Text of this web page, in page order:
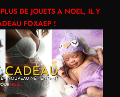
DE JOUETS A NOEL, IL Y
FOXAEP !